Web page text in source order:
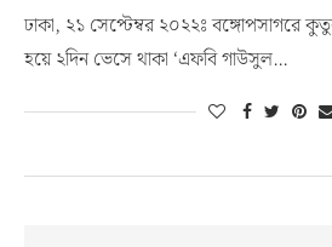
ঢাকা, ২১ সেপ্টেম্বর ২০২২ঃ বঙ্গোপসাগরে
হয়ে ২দিন ভেসে থাকা ‘এফবি গাউসুল…